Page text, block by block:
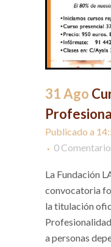
31 Ago
Publicado a
0
La Fundación
convocatoria
la titulación
a personas